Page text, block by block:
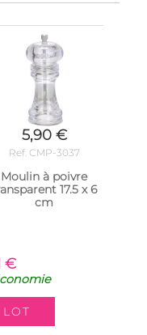
5,90 €
Ref. CMP-3037
Moulin à poivre
17.5 x 6
cm
€